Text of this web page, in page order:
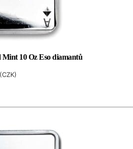
10 Oz Eso diamantů
(CZK)